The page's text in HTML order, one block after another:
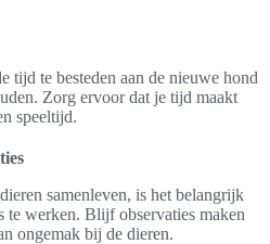
tijd te besteden aan de nieuwe hond
Zorg ervoor dat je tijd maakt
speeltijd.
samenleven, is het belangrijk
te werken. Blijf observaties maken
ongemak bij de dieren.